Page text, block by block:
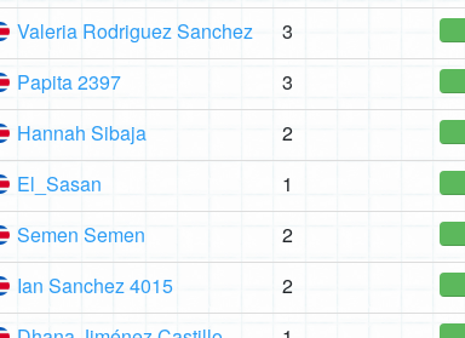
Valeria Rodriguez Sanchez 3
Papita 2397 3
Hannah Sibaja 2
El_Sasan 1
Semen Semen 2
Ian Sanchez 4015 2